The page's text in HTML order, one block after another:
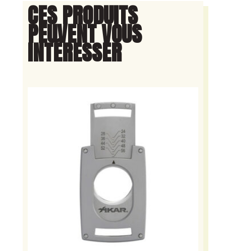
CES PRODUITS
PEUVENT VOUS
INTÉRESSER